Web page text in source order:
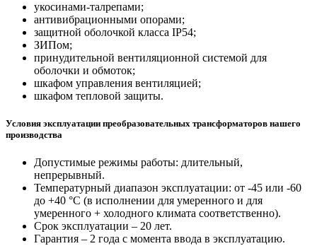
укосинами-талрепами;
антивибрационными опорами;
защитной оболочкой класса IP54;
ЗИПом;
принудительной вентиляционной системой для
оболочки и обмоток;
шкафом управления вентиляцией;
шкафом тепловой защиты.
Условия эксплуатации преобразовательных трансформаторов нашего
производства
Допустимые режимы работы: длительный,
непрерывный.
Температурный диапазон эксплуатации: от -45 или -60
до +40 °С (в исполнении для умеренного и для
умеренного + холодного климата соответственно).
Срок эксплуатации – 20 лет.
Гарантия – 2 года с момента ввода в эксплуатацию.